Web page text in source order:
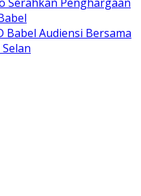
Babel Audiensi Bersama